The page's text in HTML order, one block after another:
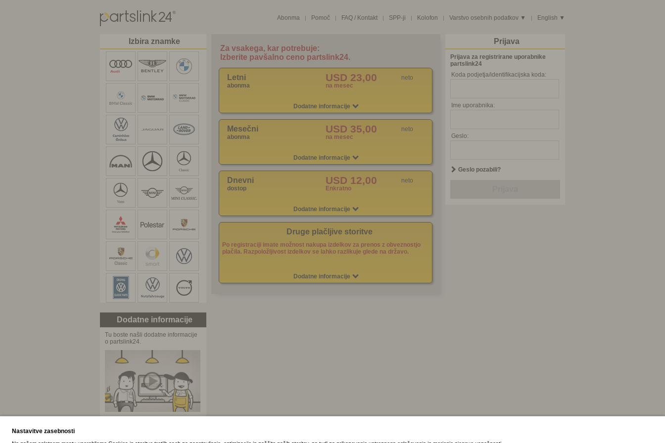
Abonma | Pomoč | FAQ / Kontakt | SPP-ji | Kolofon | Varstvo osebnih podatkov ▼ | English ▼
Izbira znamke
Dodatne informacije
Tu boste našli dodatne informacije
o partslink24.
Letni
abonma
USD 23,00
na mesec
neto
Dodatne informacije
Mesečni
abonma
USD 35,00
na mesec
neto
Dodatne informacije
Dnevni
dostop
USD 12,00
Enkratno
neto
Dodatne informacije
Druge plačljive storitve
Po registraciji imate možnost nakupa izdelkov za prenos z obveznostjo
plačila. Razpoložljivost izdelkov se lahko razlikuje glede na državo.
Dodatne informacije
Prijava
Prijava za registrirane uporabnike
partslink24
Koda podjetja/identifikacijska koda:
Ime uporabnika:
Geslo:
Geslo pozabili?